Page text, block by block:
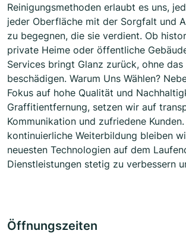
Reinigungsmethoden erlaubt es uns,
jeder Oberfläche mit der Sorgfalt und
zu begegnen, die sie verdient. Ob
private Heime oder öffentliche
Services bringt Glanz zurück, ohne
beschädigen. Warum Uns Wählen?
Fokus auf hohe Qualität und
Graffitientfernung, setzen wir auf
Kommunikation und zufriedene
kontinuierliche Weiterbildung bleiben
neuesten Technologien auf dem
Dienstleistungen stetig zu verbessern
Öffnungszeiten